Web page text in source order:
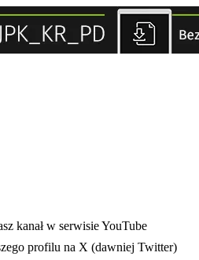
karcie
w nowej karcie
kanał w serwisie YouTube
profilu na X (dawniej Twitter)